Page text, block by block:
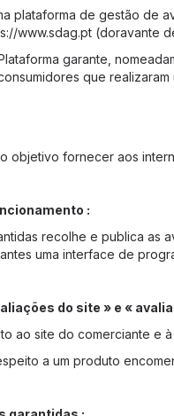
plataforma de gestão de
www.sdag.pt (doravante
garante,
que
objetivo fornecer aos
:
recolhe e publica as
uma interface de
do site » e «
ao site do comerciante e
a um produto